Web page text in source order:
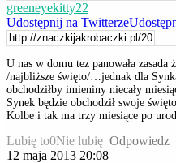
greeneyekitty22
Udostępnij na Twitterze
U nas w domu tez panowała
/najbliższe święto/…jednak dla
obchodziłby imieniny niecały
Synek będzie obchodził swoje
Kolbe i tak ma trzy miesiące po
Lubię to0Nie lubię Odpowiedz
12 maja 2013 20:08